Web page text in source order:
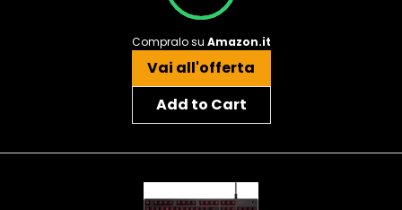
Compralo su Amazon.it
Vai all'offerta
Add to Cart